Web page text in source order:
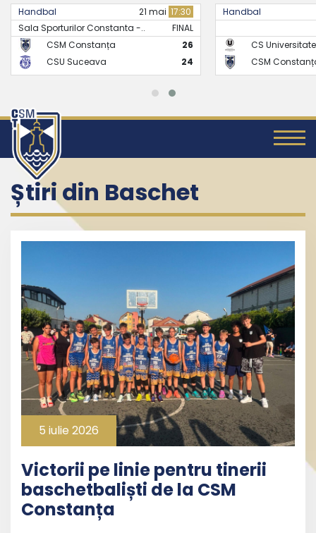
Handbal 21 mai 17:30
Sala Sporturilor Constanta -..
FINAL
CSM Constanța
26
CSU Suceava
24
Handbal
CS
CSM
Știri din Baschet
5 iulie 2026
Victorii pe linie pentru tinerii
baschetbaliști de la CSM
Constanța